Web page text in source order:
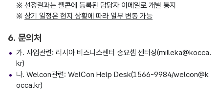
※ 선정결과는 웰콘에 등록된 담당자 이메일로 개별 통지
※ 상기 일정은 현지 상황에 따라 일부 변동 가능
6. 문의처
가. 사업관련: 러시아 비즈니스센터 송요셉 센터장(milleka@kocca.
kr)
나. Welcon관련: WelCon Help Desk(1566-9984/welcon@k
occa.kr)